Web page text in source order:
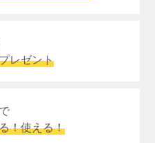
レゼント
！使える！